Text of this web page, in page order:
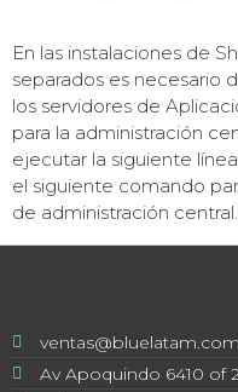
En las instalaciones de
separados es necesario
los servidores de
para la administración
ejecutar la siguiente
el siguiente comando
de administración
ventas@bluelatam.com
Av Apoquindo 6410 of